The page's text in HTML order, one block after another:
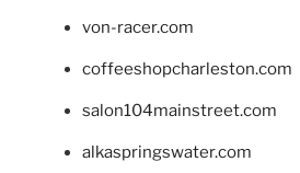
von-racer.com
coffeeshopcharleston.com
salon104mainstreet.com
alkaspringswater.com